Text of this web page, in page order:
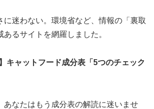
に迷わない。環境省など、情報の「裏取
あるサイトを網羅しました。
キャットフード成分表「5つのチェック
あなたはもう成分表の解読に迷いませ